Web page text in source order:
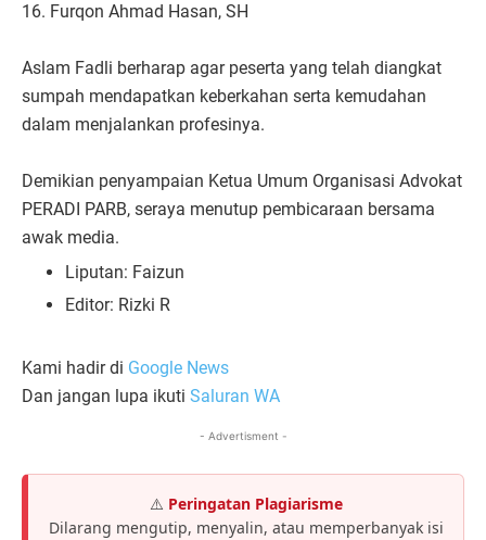
16. Furqon Ahmad Hasan, SH
Aslam Fadli berharap agar peserta yang telah diangkat
sumpah mendapatkan keberkahan serta kemudahan
dalam menjalankan profesinya.
Demikian penyampaian Ketua Umum Organisasi Advokat
PERADI PARB, seraya menutup pembicaraan bersama
awak media.
Liputan: Faizun
Editor: Rizki R
Kami hadir di Google News
Dan jangan lupa ikuti Saluran WA
- Advertisment -
⚠️ Peringatan Plagiarisme
Dilarang mengutip, menyalin, atau memperbanyak isi